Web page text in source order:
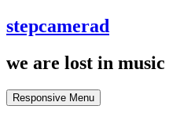
stepcamerad
we are lost in music
Responsive Menu